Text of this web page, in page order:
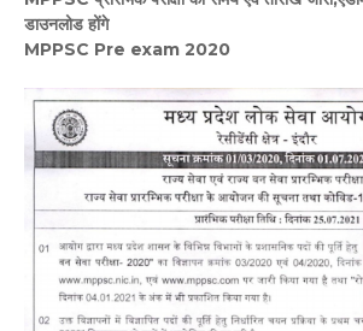
डाउनलोड होंगे
MPPSC Pre exam 2020